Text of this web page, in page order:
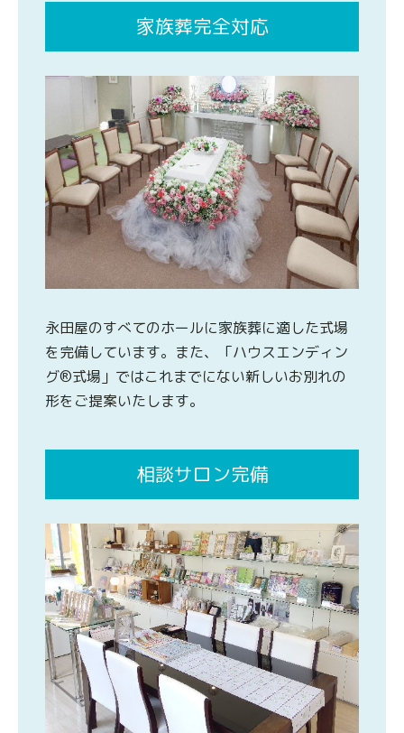
家族葬完全対応
永田屋のすべてのホールに家族葬に適した式場
を完備しています。また、「ハウスエンディン
グ®式場」ではこれまでにない新しいお別れの
形をご提案いたします。
相談サロン完備